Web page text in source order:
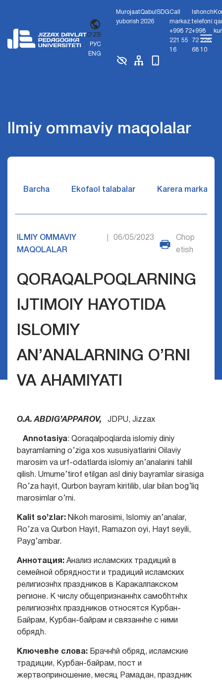
O'ZB
РУС
ENG
Murojaat
yuborish
Qabul
2026
SDGCall
markaz:
+998 72
221 55
16
Ishonch
telefoni:
+998
72 226
68 10
Ilmiy ommaviy maqolalar
Barcha Ekofaol talabalar Karera markazi
ILMIY OMMAVIY
MAQOLALAR
06/05/2023
Chop
etish
QORAQALPOQLARNING
IJTIMOIY HAYOTIDA
ISLOMIY
AN’ANALARNING O’RNI
VA AHAMIYATI
O.A. ABDIG’APPAROV, JDPU, Jizzax
Annotasiya: Qoraqalpoqlarda islomiy diniy
bayramlarning o’ziga xos xususiyatlarini Oilaviy
marosim va urf-odatlarda islomiy an’analarini tahlil
qilish. Umume’tirof etilgan asl diniy bayramlar sirasiga
Ro’za hayit, Qurbon bayram kiritilib, ular bilan bog’liq
marosimlar o’rni.
Kalit so’zlar:Nikoh marosimi, Islomiy an’analar,
Ro’za va Qurbon Hayit, Ramazon oyi, Hayt seyili,
Payg’ambar.
Аннотация:Анализ исламских традиций в
семейной обрядности и традиций исламских
религиознhх праздников в Каракалпакском
регионе. К числу общепризнаннhх самобhтнhх
религиознhх праздников относятся Курбан-
Байрам, Курбан-байрам и связаннhе с ними
обрядh.
Ключевhе слова:Брачнhй обряд, исламские
традиции, Курбан-байрам, пост и
жертвоприношение, месяц Рамадан, праздник